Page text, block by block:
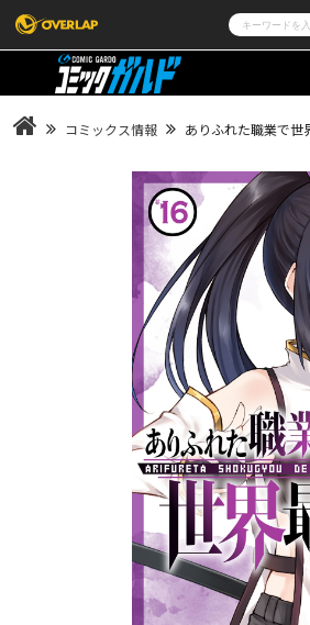
コミック
LiQulle
ポケットモンスター
オーバーラップホールディングス
オーバーラップ文庫
オーバーラップノベルスf
コミックガルド
リキューレ
コミックス情報 ありふれた職業で世